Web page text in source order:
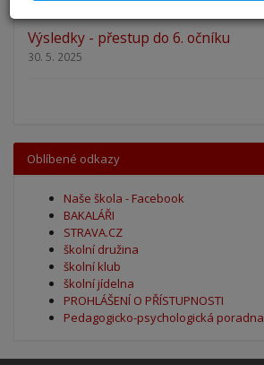
Výsledky - přestup do 6. očníku
30. 5. 2025
Oblíbené odkazy
Naše škola - Facebook
BAKALÁŘI
STRAVA.CZ
školní družina
školní klub
školní jídelna
PROHLÁŠENÍ O PŘÍSTUPNOSTI
Pedagogicko-psychologická poradna